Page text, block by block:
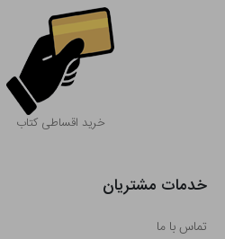
خرید اقساطی کتاب
خدمات مشتریان
تماس با ما